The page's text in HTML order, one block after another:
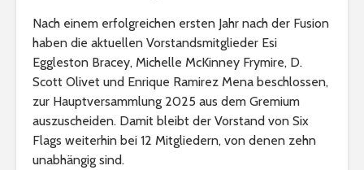
Nach einem erfolgreichen ersten Jahr nach der Fusion
haben die aktuellen Vorstandsmitglieder Esi
Eggleston Bracey, Michelle McKinney Frymire, D.
Scott Olivet und Enrique Ramirez Mena beschlossen,
zur Hauptversammlung 2025 aus dem Gremium
auszuscheiden. Damit bleibt der Vorstand von Six
Flags weiterhin bei 12 Mitgliedern, von denen zehn
unabhängig sind.